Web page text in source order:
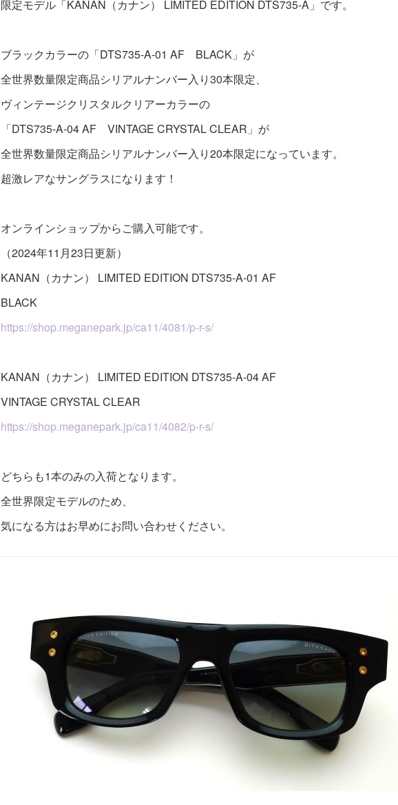
限定モデル「KANAN（カナン） LIMITED EDITION DTS735-A」です。
ブラックカラーの「DTS735-A-01 AF BLACK」が
全世界数量限定商品シリアルナンバー入り30本限定、
ヴィンテージクリスタルクリアーカラーの
「DTS735-A-04 AF VINTAGE CRYSTAL CLEAR」が
全世界数量限定商品シリアルナンバー入り20本限定になっています。
超激レアなサングラスになります！
オンラインショップからご購入可能です。
（2024年11月23日更新）
KANAN（カナン） LIMITED EDITION DTS735-A-01 AF
BLACK
https://shop.meganepark.jp/ca11/4081/p-r-s/
KANAN（カナン） LIMITED EDITION DTS735-A-04 AF
VINTAGE CRYSTAL CLEAR
https://shop.meganepark.jp/ca11/4082/p-r-s/
どちらも1本のみの入荷となります。
全世界限定モデルのため、
気になる方はお早めにお問い合わせください。